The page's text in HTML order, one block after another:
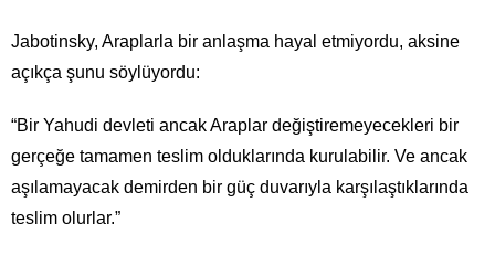
Jabotinsky, Araplarla bir anlaşma hayal etmiyordu, aksine
açıkça şunu söylüyordu:
“Bir Yahudi devleti ancak Araplar değiştiremeyecekleri bir
gerçeğe tamamen teslim olduklarında kurulabilir. Ve ancak
aşılamayacak demirden bir güç duvarıyla karşılaştıklarında
teslim olurlar.”